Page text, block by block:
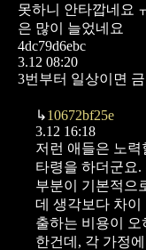
못하니 안타깝네요
은 많이 늘었네요
4dc79d6ebc
3.12 08:20
3번부터 일상이면
↳10672bf25e
3.12 16:18
저런 애들은 노력
타령을 하더군요.
부분이 기본적으
데 생각보다 차이
출하는 비용이
한건데, 각 가정